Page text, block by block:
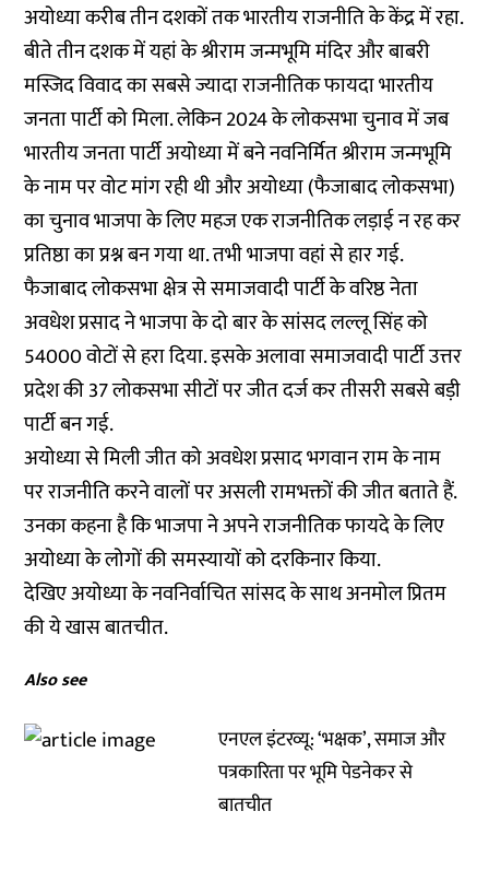
अयोध्या करीब तीन दशकों तक भारतीय राजनीति के केंद्र में रहा.
बीते तीन दशक में यहां के श्रीराम जन्मभूमि मंदिर और बाबरी
मस्जिद विवाद का सबसे ज्यादा राजनीतिक फायदा भारतीय
जनता पार्टी को मिला. लेकिन 2024 के लोकसभा चुनाव में जब
भारतीय जनता पार्टी अयोध्या में बने नवनिर्मित श्रीराम जन्मभूमि
के नाम पर वोट मांग रही थी और अयोध्या (फैजाबाद लोकसभा)
का चुनाव भाजपा के लिए महज एक राजनीतिक लड़ाई न रह कर
प्रतिष्ठा का प्रश्न बन गया था. तभी भाजपा वहां से हार गई.
फैजाबाद लोकसभा क्षेत्र से समाजवादी पार्टी के वरिष्ठ नेता
अवधेश प्रसाद ने भाजपा के दो बार के सांसद लल्लू सिंह को
54000 वोटों से हरा दिया. इसके अलावा समाजवादी पार्टी उत्तर
प्रदेश की 37 लोकसभा सीटों पर जीत दर्ज कर तीसरी सबसे बड़ी
पार्टी बन गई.
अयोध्या से मिली जीत को अवधेश प्रसाद भगवान राम के नाम
पर राजनीति करने वालों पर असली रामभक्तों की जीत बताते हैं.
उनका कहना है कि भाजपा ने अपने राजनीतिक फायदे के लिए
अयोध्या के लोगों की समस्यायों को दरकिनार किया.
देखिए अयोध्या के नवनिर्वाचित सांसद के साथ अनमोल प्रितम
की ये खास बातचीत.
Also see
एनएल इंटरव्यू: ‘भक्षक’, समाज और
पत्रकारिता पर भूमि पेडनेकर से
बातचीत